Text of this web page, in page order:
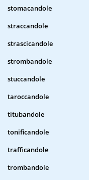
stomacandole
straccandole
strascicandole
strombandole
stuccandole
taroccandole
titubandole
tonificandole
trafficandole
trombandole